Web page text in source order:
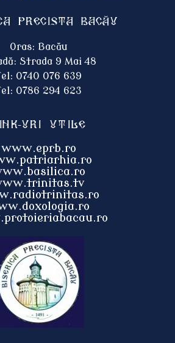
Precista BACĂU
Oras: Bacău
Strada 9 Mai 48
0740 076 639
0786 294 623
uri utile
www.eprb.ro
abacau.ro